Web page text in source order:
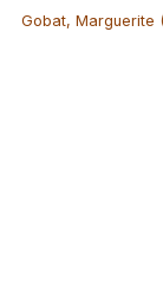
Gobat, Marguerite